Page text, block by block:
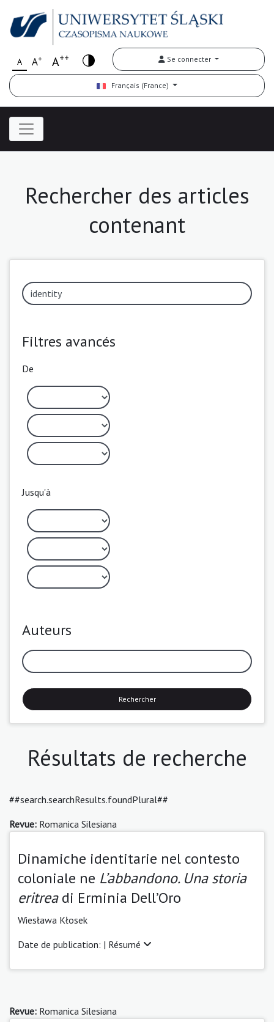
A A+ A++ Se connecter
Français (France)
Rechercher des articles
contenant
Filtres avancés
De
Jusqu'à
Auteurs
Rechercher
Résultats de recherche
##search.searchResults.foundPlural##
Revue: Romanica Silesiana
Dinamiche identitarie nel contesto
coloniale ne L’abbandono. Una storia
eritreadi Erminia Dell’Oro
Wiesława Kłosek
Date de publication: | Résumé
Revue: Romanica Silesiana